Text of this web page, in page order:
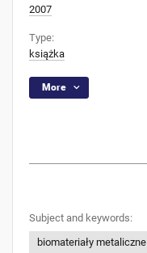
2007
Type:
książka
More
Subject and keywords:
biomateriały metaliczne